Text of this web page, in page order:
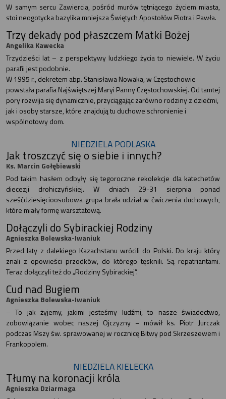
W samym sercu Zawiercia, pośród murów tętniącego życiem miasta,
stoi neogotycka bazylika mniejsza Świętych Apostołów Piotra i Pawła.
Trzy dekady pod płaszczem Matki Bożej
Angelika Kawecka
Trzydzieści lat – z perspektywy ludzkiego życia to niewiele. W życiu
parafii jest podobnie.
W 1995 r., dekretem abp. Stanisława Nowaka, w Częstochowie
powstała parafia Najświętszej Maryi Panny Częstochowskiej. Od tamtej
pory rozwija się dynamicznie, przyciągając zarówno rodziny z dziećmi,
jak i osoby starsze, które znajdują tu duchowe schronienie i
wspólnotowy dom.
NIEDZIELA PODLASKA
Jak troszczyć się o siebie i innych?
Ks. Marcin Gołębiewski
Pod takim hasłem odbyły się tegoroczne rekolekcje dla katechetów
diecezji drohiczyńskiej. W dniach 29-31 sierpnia ponad
sześćdziesięcioosobowa grupa brała udział w ćwiczenia duchowych,
które miały formę warsztatową.
Dołączyli do Sybirackiej Rodziny
Agnieszka Bolewska-Iwaniuk
Przed laty z dalekiego Kazachstanu wrócili do Polski. Do kraju który
znali z opowieści przodków, do którego tęsknili. Są repatriantami.
Teraz dołączyli też do „Rodziny Sybirackiej”.
Cud nad Bugiem
Agnieszka Bolewska-Iwaniuk
– To jak żyjemy, jakimi jesteśmy ludźmi, to nasze świadectwo,
zobowiązanie wobec naszej Ojczyzny – mówił ks. Piotr Jurczak
podczas Mszy św. sprawowanej w rocznicę Bitwy pod Skrzeszewem i
Frankopolem.
NIEDZIELA KIELECKA
Tłumy na koronacji króla
Agnieszka Dziarmaga